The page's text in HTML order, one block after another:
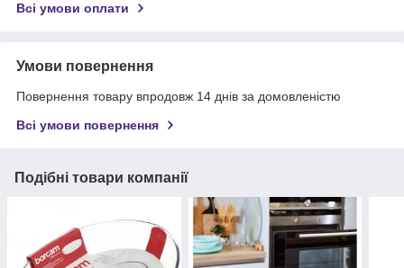
Всі умови оплати
Умови повернення
Повернення товару впродовж 14 днів за домовленістю
Всі умови повернення
Подібні товари компанії